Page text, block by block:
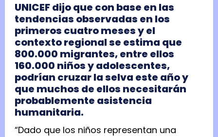
UNICEF dijo que con base en las
tendencias observadas en los
primeros cuatro meses y el
contexto regional se estima que
800.000 migrantes, entre ellos
160.000 niños y adolescentes,
podrían cruzar la selva este año y
que muchos de ellos necesitarán
probablemente asistencia
humanitaria.
“Dado que los niños representan una